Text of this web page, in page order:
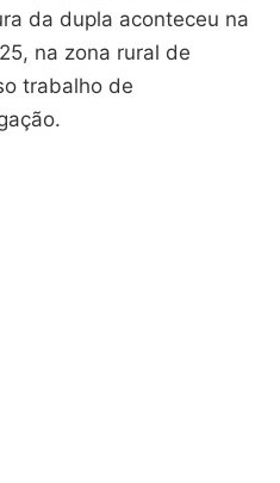
da dupla aconteceu na
na zona rural de
trabalho de